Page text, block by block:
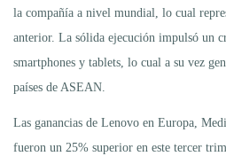
la compañía a nivel mundial, lo cual
anterior. La sólida ejecución impulsó un
smartphones y tablets, lo cual a su vez
países de ASEAN.
Las ganancias de Lenovo en Europa,
fueron un 25% superior en este tercer